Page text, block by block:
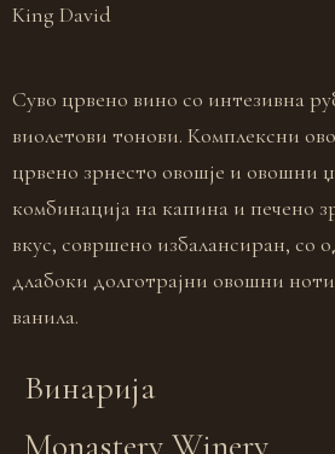
King David
Суво црвено вино со интезивна
виолетови тонови. Комплексни
црвено зрнесто овошје и овошни
комбинација на капина и печено
вкус, совршено избалансиран, со
длабоки долготрајни овошни
ванила.
Винарија
Monastery Winery